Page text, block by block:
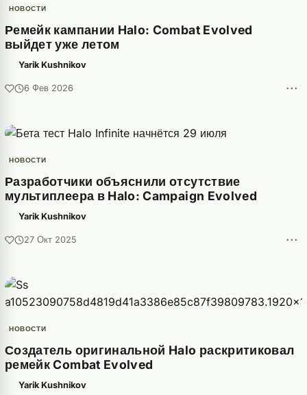
НОВОСТИ
Ремейк кампании Halo: Combat Evolved
выйдет уже летом
Yarik Kushnikov
6 Фев 2026 ···
НОВОСТИ
Разработчики объяснили отсутствие
мультиплеера в Halo: Campaign Evolved
Yarik Kushnikov
27 Окт 2025 ···
НОВОСТИ
Создатель оригинальной Halo раскритиковал
ремейк Combat Evolved
Yarik Kushnikov